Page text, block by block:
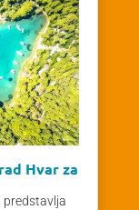
Hvar za
predstavlja